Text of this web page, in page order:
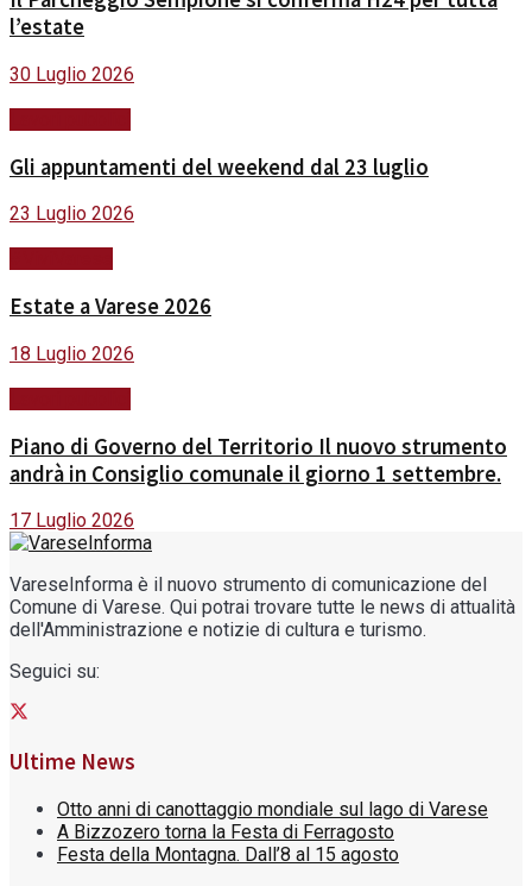
l’estate
30 Luglio 2026
Gli appuntamenti del weekend dal 23 luglio
23 Luglio 2026
Estate a Varese 2026
18 Luglio 2026
Piano di Governo del Territorio Il nuovo strumento
andrà in Consiglio comunale il giorno 1 settembre.
17 Luglio 2026
VareseInforma è il nuovo strumento di comunicazione del
Comune di Varese. Qui potrai trovare tutte le news di attualità
dell'Amministrazione e notizie di cultura e turismo.
Seguici su:
Ultime News
Otto anni di canottaggio mondiale sul lago di Varese
A Bizzozero torna la Festa di Ferragosto
Festa della Montagna. Dall’8 al 15 agosto